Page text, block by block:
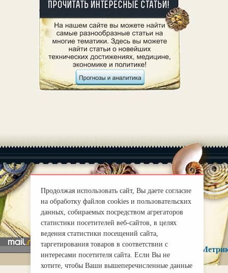
О нас |
Правила
mirprognoz@mail.ru
Продолжая использовать сайт, Вы даете согласие
на обработку файлов cookies и пользовательских
данных, собираемых посредством агрегаторов
статистики посетителей веб-сайтов, в целях
ведения статистики посещений сайта,
таргетирования товаров в соответствии с
интересами посетителя сайта. Если Вы не
хотите, чтобы Ваши вышеперечисленные данные